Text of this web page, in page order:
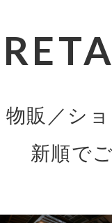
物販／シ
新順で